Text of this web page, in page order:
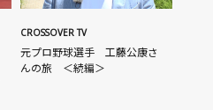
CROSSOVER TV
元プロ野球選手 工藤公康さ
んの旅 ＜続編＞